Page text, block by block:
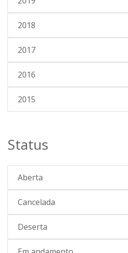
2018
2017
2016
2015
Status
Aberta
Cancelada
Deserta